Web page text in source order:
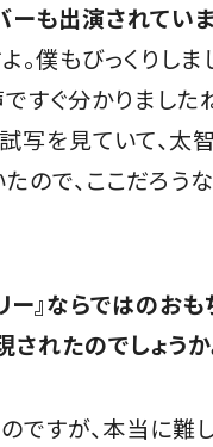
ーも出演されてい
。僕もびっくりし
すぐ分かりました
写を見ていて、太
ので、ここだろう
リー』ならではのお
れたのでしょうか
ですが、本当に難